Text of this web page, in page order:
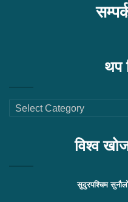
थप
थप
लिंकहरु
विश्व
सुदुरपश्चिम